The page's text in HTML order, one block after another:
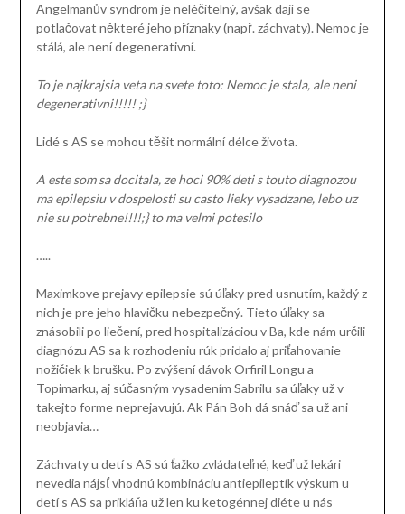
Angelmanův syndrom je neléčitelný, avšak dají se
potlačovat některé jeho příznaky (např. záchvaty). Nemoc je
stálá, ale není degenerativní.
To je najkrajsia veta na svete toto: Nemoc je stala, ale neni
degenerativni!!!!! ;}
Lidé s AS se mohou těšit normální délce života.
A este som sa docitala, ze hoci 90% deti s touto diagnozou
ma epilepsiu v dospelosti su casto lieky vysadzane, lebo uz
nie su potrebne!!!!;} to ma velmi potesilo
…..
Maximkove prejavy epilepsie sú úľaky pred usnutím, každý z
nich je pre jeho hlavičku nebezpečný. Tieto úľaky sa
znásobili po liečení, pred hospitalizáciou v Ba, kde nám určili
diagnózu AS sa k rozhodeniu rúk pridalo aj priťahovanie
nožičiek k brušku. Po zvýšení dávok Orfiril Longu a
Topimarku, aj súčasným vysadením Sabrilu sa úľaky už v
takejto forme neprejavujú. Ak Pán Boh dá snáď sa už ani
neobjavia…
Záchvaty u detí s AS sú ťažko zvládateľné, keď už lekári
nevedia nájsť vhodnú kombináciu antiepileptík výskum u
detí s AS sa prikláňa už len ku ketogénnej diéte u nás